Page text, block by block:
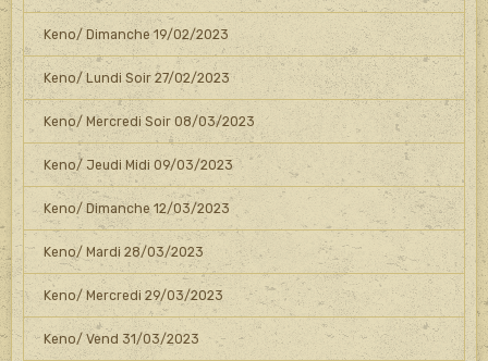
Keno/ Dimanche 19/02/2023
Keno/ Lundi Soir 27/02/2023
Keno/ Mercredi Soir 08/03/2023
Keno/ Jeudi Midi 09/03/2023
Keno/ Dimanche 12/03/2023
Keno/ Mardi 28/03/2023
Keno/ Mercredi 29/03/2023
Keno/ Vend 31/03/2023